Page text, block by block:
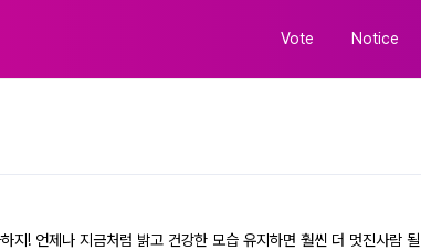
Vote Notice
지! 언제나 지금처럼 밝고 건강한 모습 유지하면 훨씬 더 멋진사람